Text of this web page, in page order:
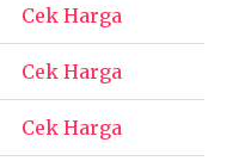
Cek Harga
Cek Harga
Cek Harga